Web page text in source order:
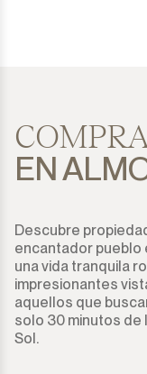
EN
Descubre
encantador pueblo
una vida tranquila
impresionantes
aquellos que
solo 30 minutos de
Sol.